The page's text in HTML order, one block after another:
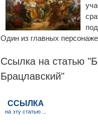
Один из главных
Ссылка на статью
Брацлавский"